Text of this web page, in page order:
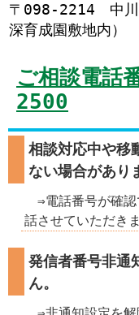
〒098-2214 中川
深育成園敷地内）
ご相談電
2500
相談対応中や移
ない場合があり
⇒電話番号が確認
話させていただきま
発信者番号非通
ん。